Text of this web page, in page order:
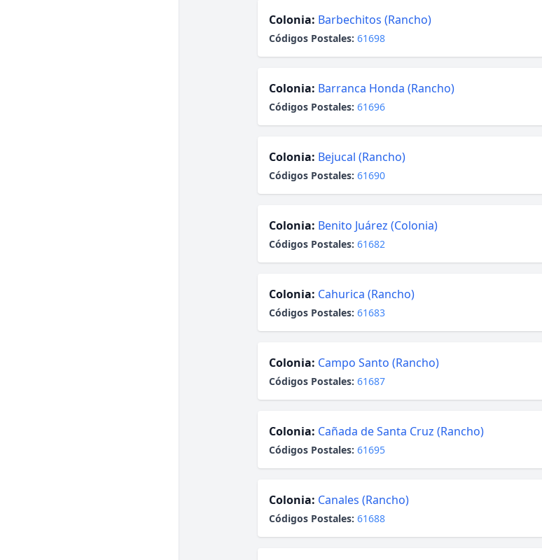
Colonia: Barbechitos (Rancho)
Códigos Postales: 61698
Colonia: Barranca Honda (Rancho)
Códigos Postales: 61696
Colonia: Bejucal (Rancho)
Códigos Postales: 61690
Colonia: Benito Juárez (Colonia)
Códigos Postales: 61682
Colonia: Cahurica (Rancho)
Códigos Postales: 61683
Colonia: Campo Santo (Rancho)
Códigos Postales: 61687
Colonia: Cañada de Santa Cruz (Rancho)
Códigos Postales: 61695
Colonia: Canales (Rancho)
Códigos Postales: 61688